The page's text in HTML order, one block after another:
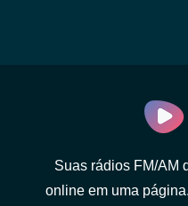
Suas rádios FM/AM
online em uma